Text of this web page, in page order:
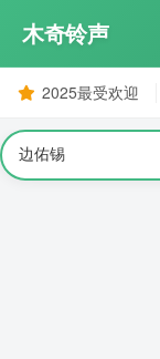
木奇铃声
2025最受欢迎